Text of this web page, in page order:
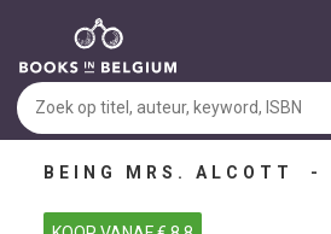
BEING MRS. ALCOTT -